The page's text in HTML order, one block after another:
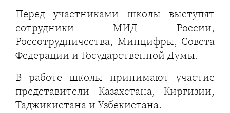
Перед участниками школы выступят
сотрудники МИД России,
Россотрудничества, Минцифры, Совета
Федерации и Государственной Думы.
В работе школы принимают участие
представители Казахстана, Киргизии,
Таджикистана и Узбекистана.